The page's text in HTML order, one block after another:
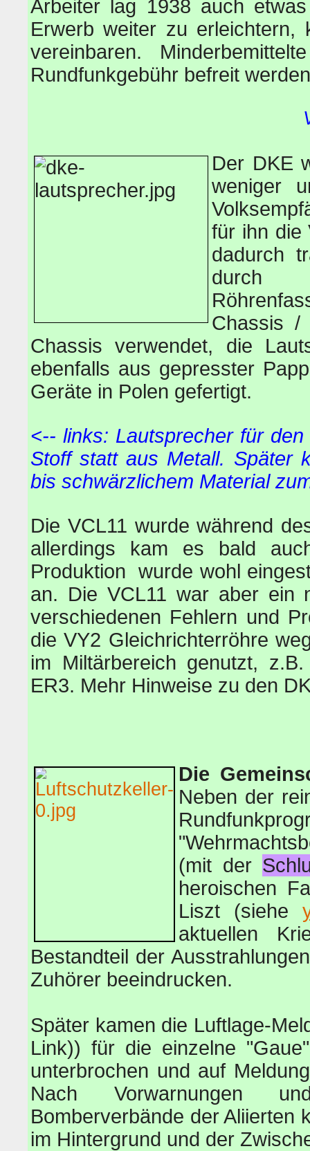
Arbeiter lag 1938 auch
Erwerb weiter zu erleichtern,
vereinbaren.
Rundfunkgebühr befreit
Der DKE
weniger
für ihn die
dadurch
durch
Chassis /
Chassis verwendet, die
ebenfalls aus gepresster
Geräte in Polen gefertigt.
<-- links: Lautsprecher für
Stoff statt aus Metall. Später
bis schwärzlichem Material
Die VCL11 wurde während
allerdings kam es bald
Produktion wurde wohl
an. Die VCL11 war aber ein
verschiedenen Fehlern und
die VY2 Gleichrichterröhre
im Miltärbereich genutzt,
ER3. Mehr Hinweise zu den
Die
Neben der
(mit der
heroischen
Liszt (siehe
aktuellen
Bestandteil der
Zuhörer beeindrucken.
Später kamen die Luftlage-
Link)) für die einzelne
unterbrochen und auf
Nach Vorwarnungen
Bomberverbände der Aliierten
im Hintergrund und der